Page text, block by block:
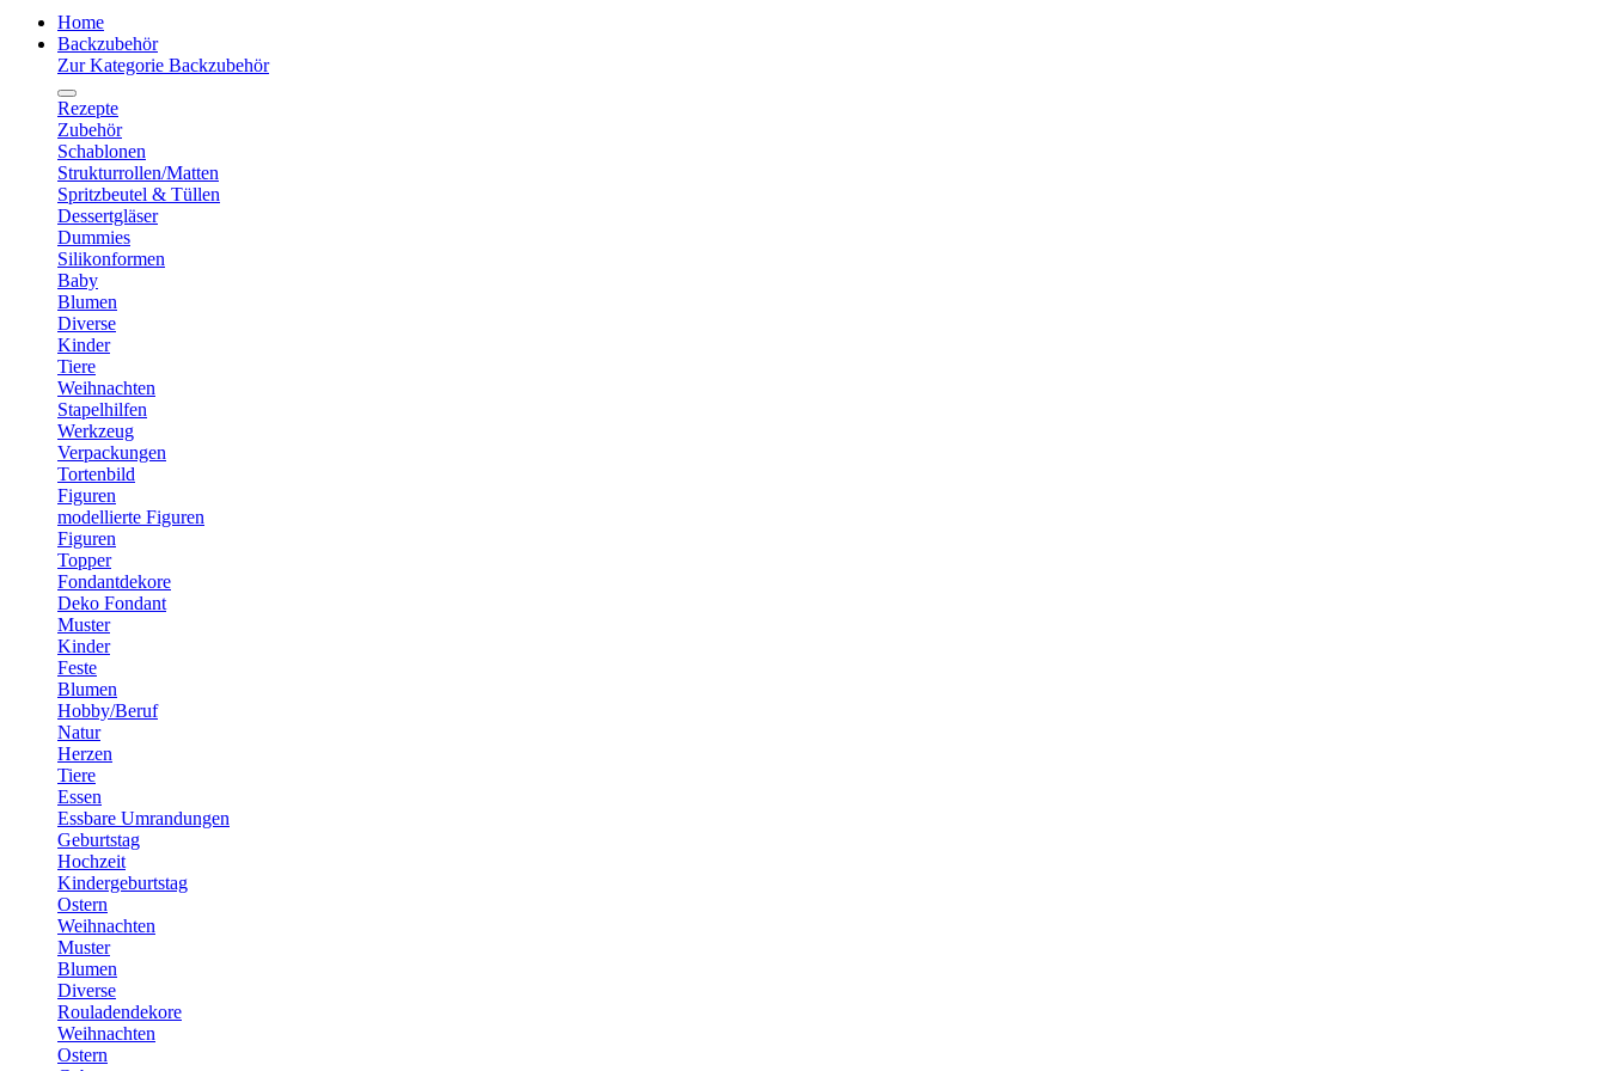
Home
Backzubehör
Zur Kategorie Backzubehör
Rezepte
Zubehör
Schablonen
Strukturrollen/Matten
Spritzbeutel & Tüllen
Dessertgläser
Dummies
Silikonformen
Baby
Blumen
Diverse
Kinder
Tiere
Weihnachten
Stapelhilfen
Werkzeug
Verpackungen
Tortenbild
Figuren
modellierte Figuren
Figuren
Topper
Fondantdekore
Deko Fondant
Muster
Kinder
Feste
Blumen
Hobby/Beruf
Natur
Herzen
Tiere
Essen
Essbare Umrandungen
Geburtstag
Hochzeit
Kindergeburtstag
Ostern
Weihnachten
Muster
Blumen
Diverse
Rouladendekore
Weihnachten
Ostern